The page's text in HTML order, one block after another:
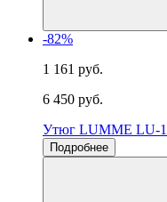
-82%
1 161 руб.
6 450 руб.
Утюг LUMME LU-
Подробнее